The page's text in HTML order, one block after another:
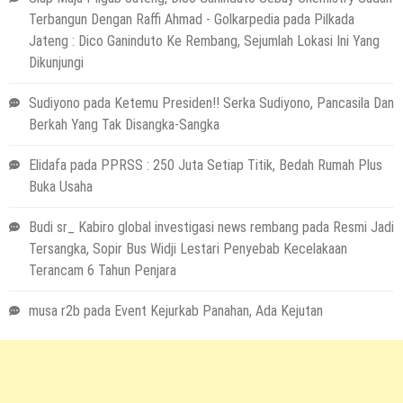
Terbangun Dengan Raffi Ahmad - Golkarpedia pada Pilkada
Jateng : Dico Ganinduto Ke Rembang, Sejumlah Lokasi Ini Yang
Dikunjungi
Sudiyono pada Ketemu Presiden!! Serka Sudiyono, Pancasila Dan
Berkah Yang Tak Disangka-Sangka
Elidafa pada PPRSS : 250 Juta Setiap Titik, Bedah Rumah Plus
Buka Usaha
Budi sr_ Kabiro global investigasi news rembang pada Resmi Jadi
Tersangka, Sopir Bus Widji Lestari Penyebab Kecelakaan
Terancam 6 Tahun Penjara
musa r2b pada Event Kejurkab Panahan, Ada Kejutan